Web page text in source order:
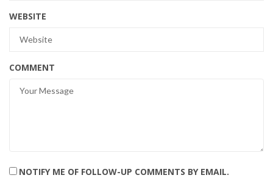
WEBSITE
COMMENT
NOTIFY ME OF FOLLOW-UP COMMENTS BY EMAIL.